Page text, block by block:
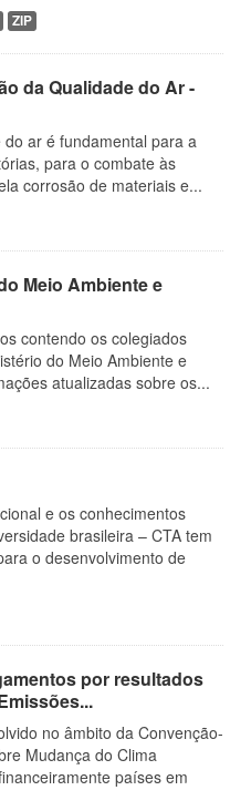
ZIP
da Qualidade do Ar -
ar é fundamental para a
para o combate às
corrosão de materiais e...
Meio Ambiente e
contendo os colegiados
do Meio Ambiente e
atualizadas sobre os...
e os conhecimentos
brasileira – CTA tem
o desenvolvimento de
por resultados
no âmbito da Convenção-
Mudança do Clima
países em